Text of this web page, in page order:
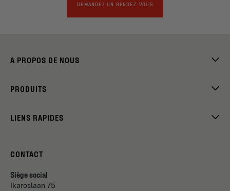
DEMANDEZ UN RENDEZ-VOUS
A PROPOS DE NOUS
PRODUITS
LIENS RAPIDES
CONTACT
Siège social
Ikaroslaan 75